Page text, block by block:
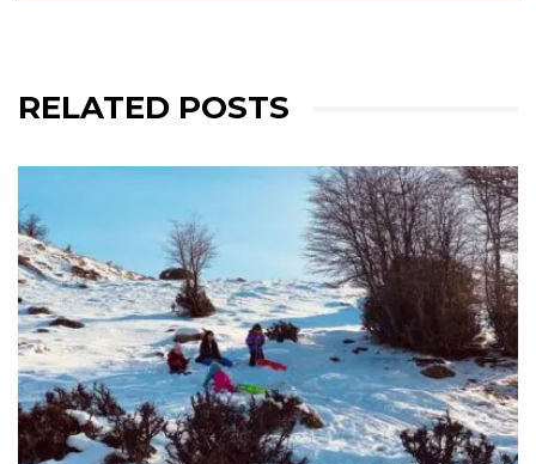
RELATED POSTS